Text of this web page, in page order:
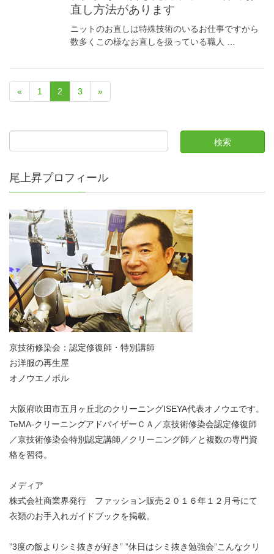
直し方法があります
ニットのお直しは特殊技術のいるお仕事ですから
数多くこの様なお直しを扱っている職人 …
« 1 2 3 »
尾上昇プロフィール
京技術修染会：認定修復師・特別講師
お洋服の再生屋
オノウエノボル
大阪府吹田市五月ヶ丘北のクリーニングISEYA代表オノウエです。
TeMA-クリーニングアドバイザーＣＡ／京技術修染会認定修復師
／京技術修染会特別認定講師／クリーニング師／と複数の専門資
格を習得。
メディア
株式会社商業界発行 ファッション販売２０１６年１２月号にて
衣類のお手入れガイドブックを掲載。
”3度の飯よりシミ抜きが好き” ”休日はシミ抜き勉強会”こんなクリ